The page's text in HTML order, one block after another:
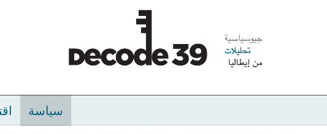
سياسة